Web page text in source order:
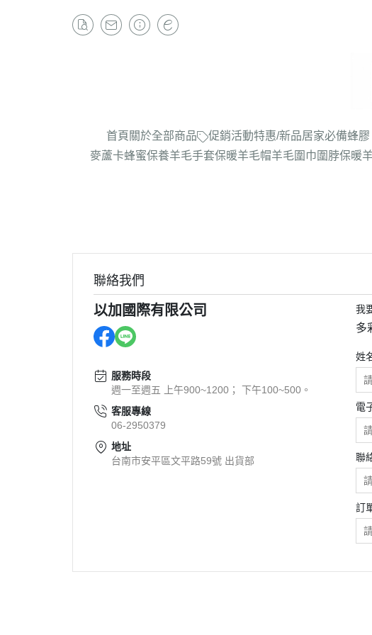
首頁 關於全部商品 促銷活動特惠/新品居家必備蜂
麥蘆卡蜂蜜保養羊毛手套保暖羊毛帽羊毛圍巾圍脖保暖
聯絡我們
以加國際有限公司
服務時段
週一至週五 上午900~1200； 下午100~500。
客服專線
06-2950379
地址
台南市安平區文平路59號 出貨部
我
多
姓
電
聯
訂